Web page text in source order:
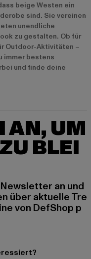
beige Westen ein
sind. Sie vereinen
unendliche
zu gestalten. Ob für
Outdoor-Aktivitäten –
immer bestens
und finde deine
AN, UM
BLEI
an und
über aktuelle Tre
von DefShop p